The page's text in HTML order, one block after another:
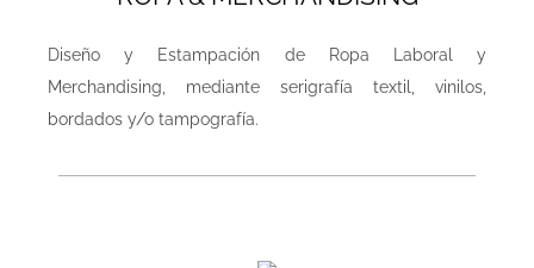
Diseño y Estampación de Ropa Laboral y
Merchandising, mediante serigrafía textil, vinilos,
bordados y/o tampografía.